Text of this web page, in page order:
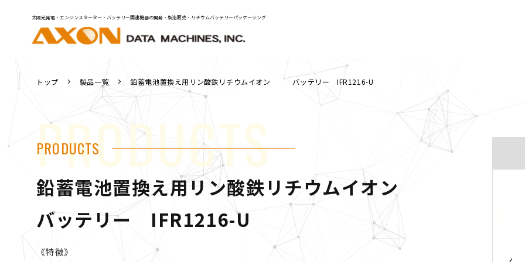
太陽光発電・エンジンスターター・バッテリー関連機器の開発・製造販売・リチウムバッテリーパッケージング
トップ 製品一覧 鉛蓄電池置換え用リン酸鉄リチウムイオン バッテリー IFR1216-U
PRODUCTS
PRODUCTS
鉛蓄電池置換え用リン酸鉄リチウムイオン
バッテリー IFR1216-U
《特徴》